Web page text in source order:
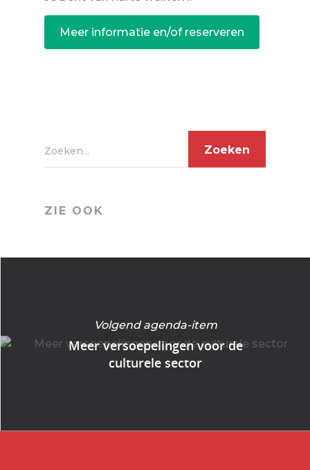
Meer informatie en/of reserveren
Zoeken...
ZIE OOK
Volgend agenda-item
Meer versoepelingen voor de
culturele sector